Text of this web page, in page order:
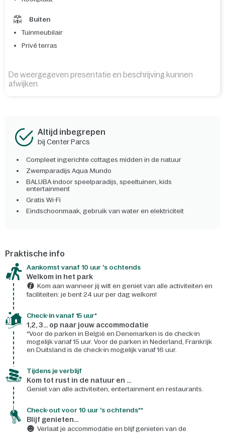
Buiten
Tuinmeubilair
Privé terras
De weergegeven presentatie en beschrijving kunnen
afwijken
Altijd inbegrepen
bij Center Parcs
Compleet ingerichte cottages midden in de natuur
Zwemparadijs Aqua Mundo
BALUBA indoor speelparadijs, speeltuinen, kids
entertainment
Gratis Wi-Fi
Eindschoonmaak, gebruik van water en elektriciteit
Praktische info
Aankomst vanaf 10 uur 's ochtends
Welkom in het park
Kom aan wanneer jij wilt en geniet van alle activiteiten en
faciliteiten: je bent 24 uur per dag welkom!
Check-in vanaf 15 uur*
1,2, 3... op naar jouw accommodatie
*Voor de parken in België en Denemarken is de check-in
mogelijk vanaf 15 uur. Voor de parken in Nederland, Frankrijk
en Duitsland is de check-in mogelijk vanaf 16 uur.
Tijdens je verblijf
Kom tot rust in de natuur en ...
Geniet van alle activiteiten, entertainment en restaurants.
Check-out voor 10 uur 's ochtends**
Blijf genieten...
Verlaat je accommodatie en blijf genieten van de